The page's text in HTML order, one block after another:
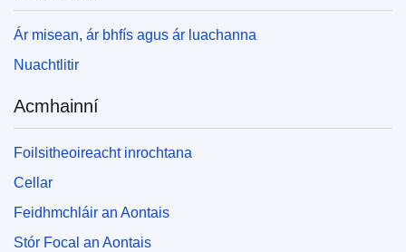
Ár misean, ár bhfís agus ár luachanna
Nuachtlitir
Acmhainní
Foilsitheoireacht inrochtana
Cellar
Feidhmchláir an Aontais
Stór Focal an Aontais